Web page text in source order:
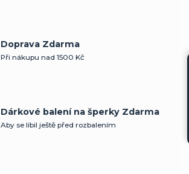
Doprava Zdarma
Při nákupu nad 1500 Kč
Dárkové balení na šperky Zdarma
Aby se líbil ještě před rozbalením